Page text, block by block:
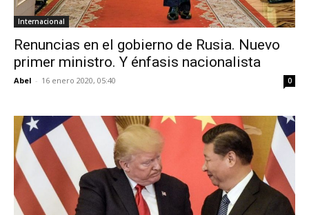
Internacional
Renuncias en el gobierno de Rusia. Nuevo
primer ministro. Y énfasis nacionalista
Abel - 16 enero 2020, 05:40 0